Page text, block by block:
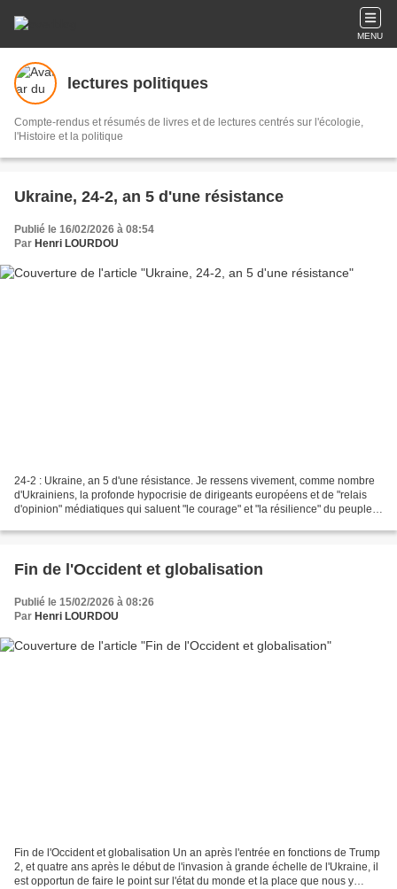
MENU
lectures politiques
Compte-rendus et résumés de livres et de lectures centrés sur l'écologie,
l'Histoire et la politique
Ukraine, 24-2, an 5 d'une résistance
Publié le 16/02/2026 à 08:54
Par Henri LOURDOU
24-2 : Ukraine, an 5 d'une résistance. Je ressens vivement, comme nombre
d'Ukrainiens, la profonde hypocrisie de dirigeants européens et de "relais
d'opinion" médiatiques qui saluent "le courage" et "la résilience" du peuple
Fin de l'Occident et globalisation
Publié le 15/02/2026 à 08:26
Par Henri LOURDOU
Fin de l'Occident et globalisation Un an après l'entrée en fonctions de Trump
2, et quatre ans après le début de l'invasion à grande échelle de l'Ukraine, il
est opportun de faire le point sur l'état du monde et la place que nous y